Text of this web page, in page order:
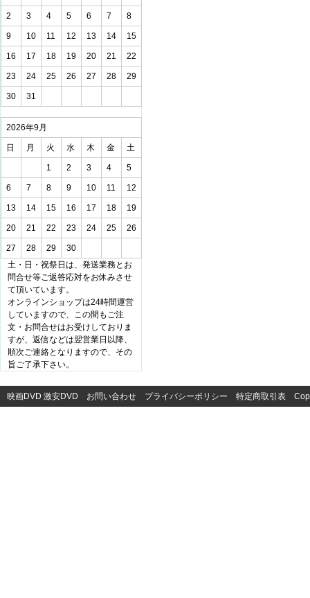
2 3 4 5 6 7 8
9 10 11 12 13 14 15
16 17 18 19 20 21 22
23 24 25 26 27 28 29
30 31
2026年9月
日 月 火 水 木 金 土
1 2 3 4 5
6 7 8 9 10 11 12
13 14 15 16 17 18 19
20 21 22 23 24 25 26
27 28 29
30
土・日・祝祭日は、発送業務とお
問合せ等ご返答応対をお休みさせ
て頂いています。
オンラインショップは24時間運営
していますので、この間もご注
文・お問合せはお受けしておりま
すが、返信などは翌営業日以降、
順次ご連絡となりますので、その
旨ご了承下さい。
映画DVD 激安DVD お問い合わせ プライバシーポリシー 特定商取引表